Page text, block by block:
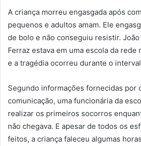
A criança morreu engasgada após
pequenos e adultos amam. Ele
de bolo e não conseguiu resistir. João
Ferraz estava em uma escola da rede
e a tragédia ocorreu durante o
Segundo informações fornecidas por
comunicação, uma funcionária da
realizar os primeiros socorros
não chegava. E apesar de todos os
feitos, a criança faleceu algumas